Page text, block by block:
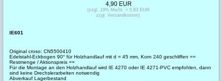
IE601
Original croso: CN5500410
Edelstahl-Eckbogen 90° für Holzhandlauf mit d = 45 mm, Korn 240 geschliffen ==
Restmenge / Aktionspreis ==
Für die Montage an den Holzhandlauf wird IE 4270 oder IE 4271-PVC empfohlen, dann
sind keine Drechslerarbeiten notwendig
Abverkauf Lagerbestand
4,90 EUR
(zzgl. 19% MwSt. = 5,83 EUR
zzgl. Versandkosten)